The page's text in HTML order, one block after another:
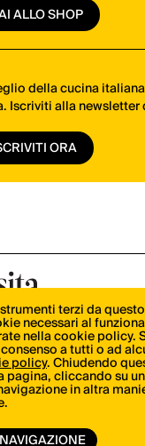
ALLO SHOP
della cucina
Iscriviti alla newsletter
ORA
terzi da
necessari al
nella cookie policy.
a tutti o ad
policy. Chiudendo
pagina, cliccando su
in altra